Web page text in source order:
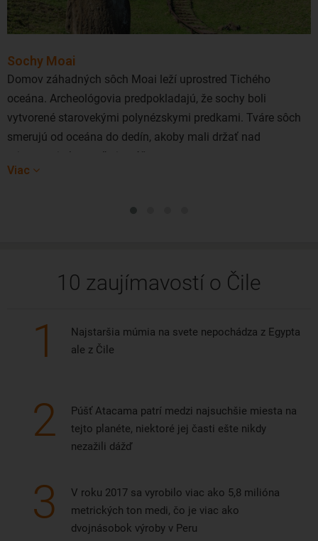
Sochy Moai
Domov záhadných sôch Moai leží uprostred Tichého
oceána. Archeológovia predpokladajú, že sochy boli
vytvorené starovekými polynézskymi predkami. Tváre sôch
smerujú od oceána do dedín, akoby mali držať nad
miestnymi obyvateľmi stráž.
Viac
10 zaujímavostí o Čile
1
Najstaršia múmia na svete nepochádza z Egypta
ale z Čile
2
Púšť Atacama patrí medzi najsuchšie miesta na
tejto planéte, niektoré jej časti ešte nikdy
nezažili dážď
3
V roku 2017 sa vyrobilo viac ako 5,8 milióna
metrických ton medi, čo je viac ako
dvojnásobok výroby v Peru